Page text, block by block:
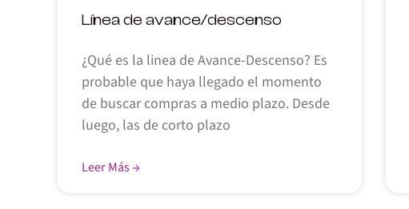
Línea de avance/descenso
¿Qué es la linea de Avance-Descenso? Es
probable que haya llegado el momento
de buscar compras a medio plazo. Desde
luego, las de corto plazo
Leer Más →